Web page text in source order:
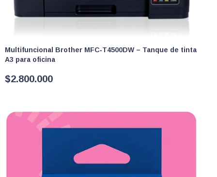
Multifuncional Brother MFC‑T4500DW – Tanque de tinta
A3 para oficina
$2.800.000